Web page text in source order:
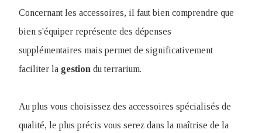
Concernant les accessoires, il faut bien comprendre que
bien s'équiper représente des dépenses
supplémentaires mais permet de significativement
faciliter la gestion du terrarium.
Au plus vous choisissez des accessoires spécialisés de
qualité, le plus précis vous serez dans la maîtrise de la